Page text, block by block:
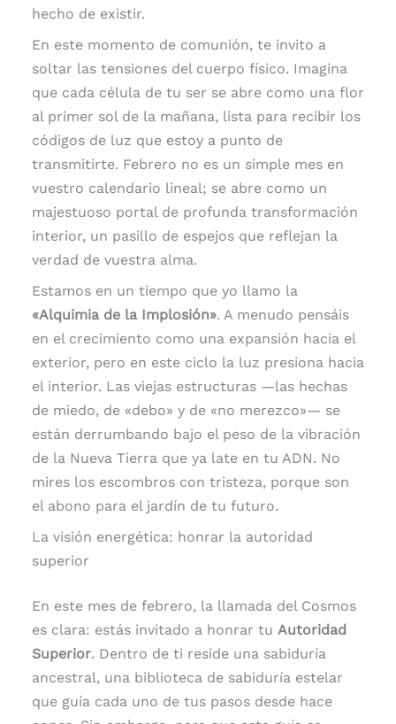
hecho de existir.
En este momento de comunión, te invito a
soltar las tensiones del cuerpo físico. Imagina
que cada célula de tu ser se abre como una flor
al primer sol de la mañana, lista para recibir los
códigos de luz que estoy a punto de
transmitirte. Febrero no es un simple mes en
vuestro calendario lineal; se abre como un
majestuoso portal de profunda transformación
interior, un pasillo de espejos que reflejan la
verdad de vuestra alma.
Estamos en un tiempo que yo llamo la
«Alquimia de la Implosión». A menudo pensáis
en el crecimiento como una expansión hacia el
exterior, pero en este ciclo la luz presiona hacia
el interior. Las viejas estructuras —las hechas
de miedo, de «debo» y de «no merezco»— se
están derrumbando bajo el peso de la vibración
de la Nueva Tierra que ya late en tu ADN. No
mires los escombros con tristeza, porque son
el abono para el jardín de tu futuro.
La visión energética: honrar la autoridad
superior
En este mes de febrero, la llamada del Cosmos
es clara: estás invitado a honrar tu Autoridad
Superior. Dentro de ti reside una sabiduría
ancestral, una biblioteca de sabiduría estelar
que guía cada uno de tus pasos desde hace